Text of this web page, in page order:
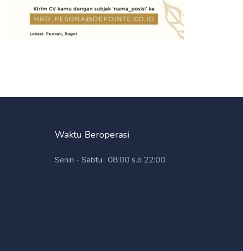
Waktu Beroperasi
Senin - Sabtu : 08:00 s.d 22:00